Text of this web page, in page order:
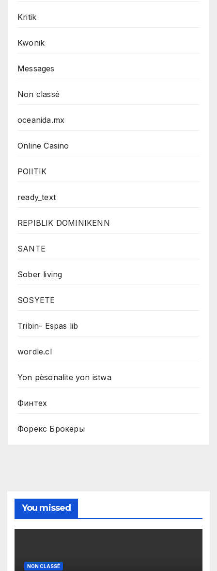
Kritik
Kwonik
Messages
Non classé
oceanida.mx
Online Casino
POlITIK
ready_text
REPIBLIK DOMINIKENN
SANTE
Sober living
SOSYETE
Tribin- Espas lib
wordle.cl
Yon pèsonalite yon istwa
Финтех
Форекс Брокеры
You missed
NON CLASSÉ